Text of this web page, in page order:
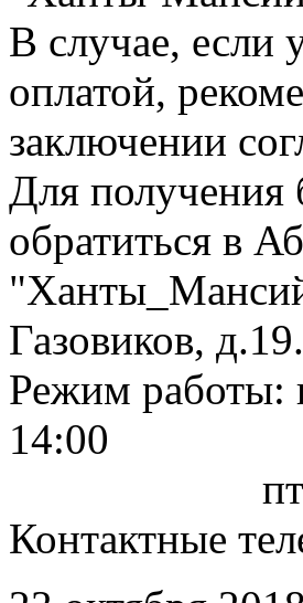
В случае, если
оплатой,
заключении
Для
обратиться в
Газовиков, д.19.
Режим работы:
14:00
пт:с
Контактные